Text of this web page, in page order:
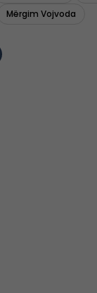
Mërgim Vojvoda